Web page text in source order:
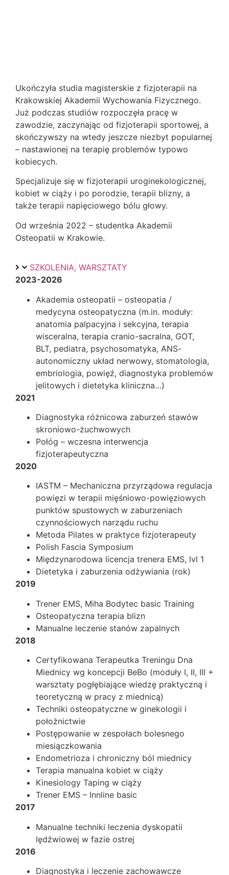
Ukończyła studia magisterskie z fizjoterapii na
Krakowskiej Akademii Wychowania Fizycznego.
Już podczas studiów rozpoczęła pracę w
zawodzie, zaczynając od fizjoterapii sportowej, a
skończywszy na wtedy jeszcze niezbyt popularnej
– nastawionej na terapię problemów typowo
kobiecych.
Specjalizuje się w fizjoterapii uroginekologicznej,
kobiet w ciąży i po porodzie, terapii blizny, a
także terapii napięciowego bólu głowy.
Od września 2022 – studentka Akademii
Osteopatii w Krakowie.
SZKOLENIA, WARSZTATY
2023-2026
Akademia osteopatii – osteopatia /
medycyna osteopatyczna (m.in. moduły:
anatomia palpacyjna i sekcyjna, terapia
wisceralna, terapia cranio-sacralna, GOT,
BLT, pediatra, psychosomatyka, ANS-
autonomiczny układ nerwowy, stomatologia,
embriologia, powięź, diagnostyka problemów
jelitowych i dietetyka kliniczna…)
2021
Diagnostyka różnicowa zaburzeń stawów
skroniowo-żuchwowych
Połóg – wczesna interwencja
fizjoterapeutyczna
2020
IASTM – Mechaniczna przyrządowa regulacja
powięzi w terapii mięśniowo-powięziowych
punktów spustowych w zaburzeniach
czynnościowych narządu ruchu
Metoda Pilates w praktyce fizjoterapeuty
Polish Fascia Symposium
Międzynarodowa licencja trenera EMS, lvl 1
Dietetyka i zaburzenia odżywiania (rok)
2019
Trener EMS, Miha Bodytec basic Training
Osteopatyczna terapia blizn
Manualne leczenie stanów zapalnych
2018
Certyfikowana Terapeutka Treningu Dna
Miednicy wg koncepcji BeBo (moduły I, II, III +
warsztaty pogłębiające wiedzę praktyczną i
teoretyczną w pracy z miednicą)
Techniki osteopatyczne w ginekologii i
położnictwie
Postępowanie w zespołach bolesnego
miesiączkowania
Endometrioza i chroniczny ból miednicy
Terapia manualna kobiet w ciąży
Kinesiology Taping w ciąży
Trener EMS – Innline basic
2017
Manualne techniki leczenia dyskopatii
lędźwiowej w fazie ostrej
2016
Diagnostyka i leczenie zachowawcze